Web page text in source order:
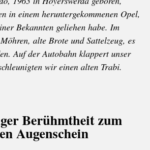
in einem heruntergekommenen Opel,
Bekannten geliehen habe. Im
alte Brote und Sattelzeug, es
Auf der Autobahn klappert unser
wir einen alten Trabi.
Berühmtheit zum
Augenschein